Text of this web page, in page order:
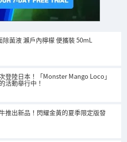
菌液 瀨戶內檸檬 便攜裝 50mL
登陸日本！「Monster Mango Loco」
活動舉行中！
推出新品！閃耀金黃的夏季限定版發